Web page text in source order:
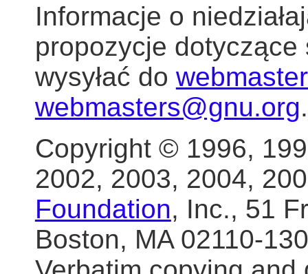
Informacje o
propozycje
wysyłać do
webmasters@gnu.org.
Copyright © 1996,
2002, 2003, 2004,
Foundation, Inc., 51
Boston, MA 02110-